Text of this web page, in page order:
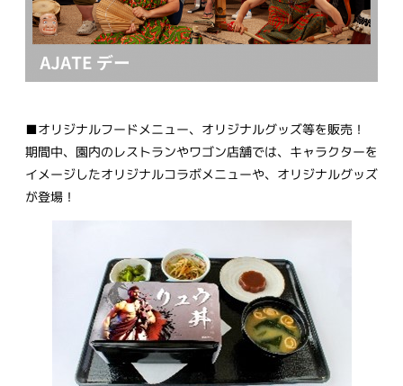
■オリジナルフードメニュー、オリジナルグッズ等を販売！
期間中、園内のレストランやワゴン店舗では、キャラクターを
イメージしたオリジナルコラボメニューや、オリジナルグッズ
が登場！